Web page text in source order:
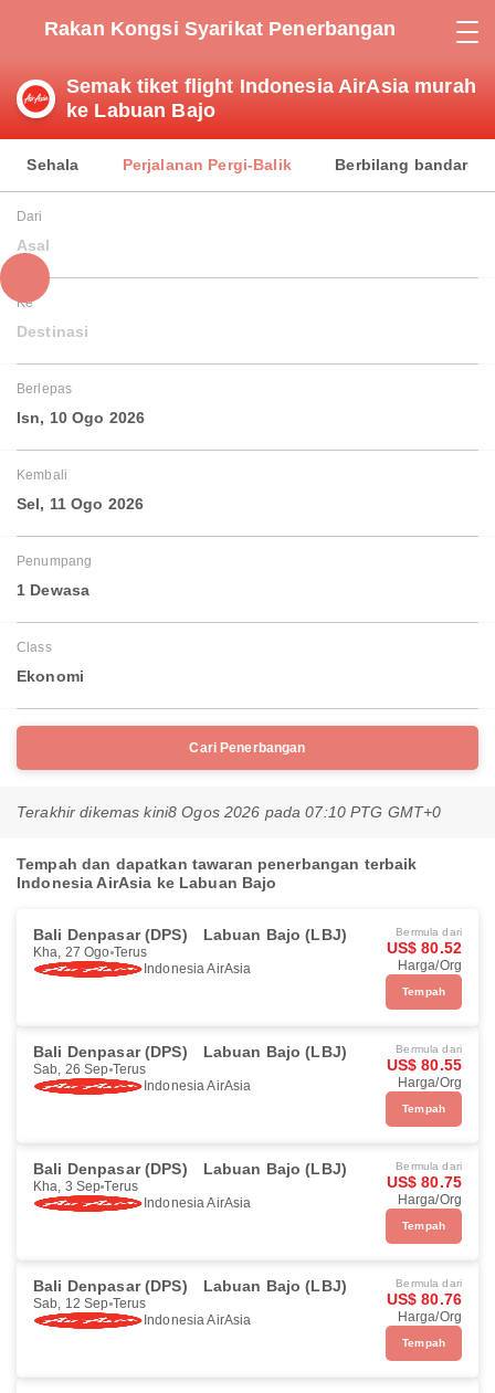
Rakan Kongsi Syarikat Penerbangan
Semak tiket flight Indonesia AirAsia murah
ke Labuan Bajo
Sehala Perjalanan Pergi-Balik Berbilang bandar
Dari
Asal
Ke
Destinasi
Berlepas
Isn, 10 Ogo 2026
Kembali
Sel, 11 Ogo 2026
Penumpang
1 Dewasa
Class
Ekonomi
Cari Penerbangan
Terakhir dikemas kini8 Ogos 2026 pada 07:10 PTG GMT+0
Tempah dan dapatkan tawaran penerbangan terbaik
Indonesia AirAsia ke Labuan Bajo
Bali Denpasar (DPS) Labuan Bajo (LBJ)
Kha, 27 Ogo Terus
Indonesia AirAsia
Bermula dari
US$ 80.52
Harga/Org
Tempah
Bali Denpasar (DPS) Labuan Bajo (LBJ)
Sab, 26 Sep Terus
Indonesia AirAsia
Bermula dari
US$ 80.55
Harga/Org
Tempah
Bali Denpasar (DPS) Labuan Bajo (LBJ)
Kha, 3 Sep Terus
Indonesia AirAsia
Bermula dari
US$ 80.75
Harga/Org
Tempah
Bali Denpasar (DPS) Labuan Bajo (LBJ)
Sab, 12 Sep Terus
Indonesia AirAsia
Bermula dari
US$ 80.76
Harga/Org
Tempah